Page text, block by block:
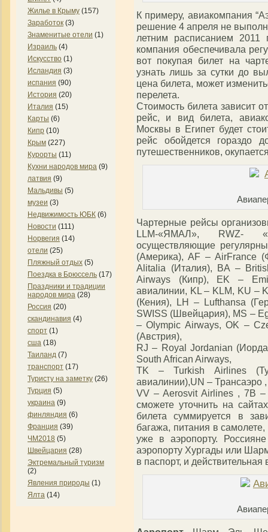
Жилье в Крыму (157)
Заработок (3)
Знаменитые отели (1)
Израиль (4)
Искусство (1)
Исландия (3)
испания (90)
История (20)
Италия (15)
Карты (6)
Кипр (10)
Крым (227)
Курорты (11)
Кухни народов мира (9)
латвия (9)
Мальдивы (5)
музеи (3)
Недвижимость ЮБК (6)
Новости (111)
Норвегия (14)
отели (25)
Пляжный отдых (5)
Поездка в Брюссель (17)
Праздники и традиции
народов мира (28)
Россия (20)
скандинавия (4)
спорт (1)
сша (18)
Таиланд (7)
транспорт (17)
Туристу на заметку (26)
Турция (5)
украина (9)
финляндия (6)
Франция (39)
ЧМ2018 (5)
Швейцария (28)
Эктремальный туризм
(2)
Явления природы (1)
Ялта (14)
К примеру, авиакомпания
решение 4 апреля не
летним расписанием
компания обеспечивала
вот покупая билет на
узнать лишь за сутки до
цена билета, может
перелета.
Стоимость билета зависит
рейс, и вид билета,
Москвы в Египет будет
рейс обойдется гораздо
путешественников,
Чартерные рейсы
LLM-«ЯМАЛ», RWZ-
осуществляющие
(Америка), AF – AirFrance
Alitalia (Италия), BA –
Airways (Кипр), EK –
авиалинии, KL – KLM, KU –
(Кения), LH – Lufthansa
SWISS (Швейцария), MS –
– Olympic Airways, OK –
(Австрия),
RJ – Royal Jordanian
South African Airways,
TK – Turkish Airlines
авиалинии),UN – Трансаэро ,
VV – Aerosvit Airlines , 7B
сможете уточнить на
билета суммируется в
багажа, питания в
уже в аэропорту.
аэропорту Хургады или
в паспорт, и